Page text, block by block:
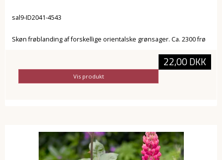
sal9-ID2041-4543
Skøn frøblanding af forskellige orientalske grønsager. Ca. 2300 frø
22,00 DKK
Vis produkt